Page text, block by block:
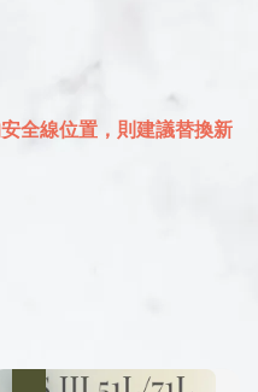
全線位置，則建議替換新